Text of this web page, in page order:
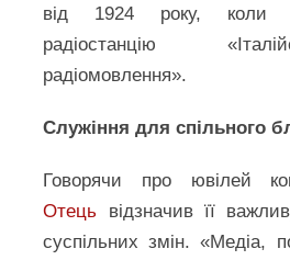
від 1924 року, коли
радіостанцію
радіомовлення».
Служіння для спільного
Говорячи про ювілей
Отець відзначив її
суспільних змін. «Медіа,